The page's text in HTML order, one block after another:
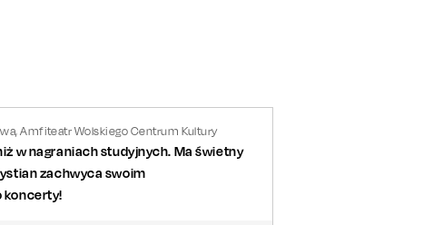
Amfiteatr Wolskiego Centrum Kultury
w nagraniach studyjnych. Ma świetny
zachwyca swoim
koncerty!